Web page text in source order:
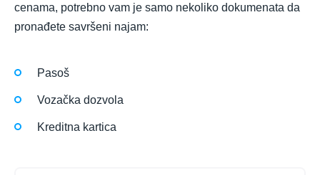
cenama, potrebno vam je samo nekoliko dokumenata da
pronađete savršeni najam:
Pasoš
Vozačka dozvola
Kreditna kartica